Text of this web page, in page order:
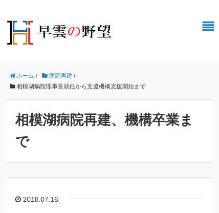
ホーム / 病院再建 /
相模湖病院理事長就任から支援機構支援開始まで
相模湖病院再建、機構卒業ま
で
2018.07.16